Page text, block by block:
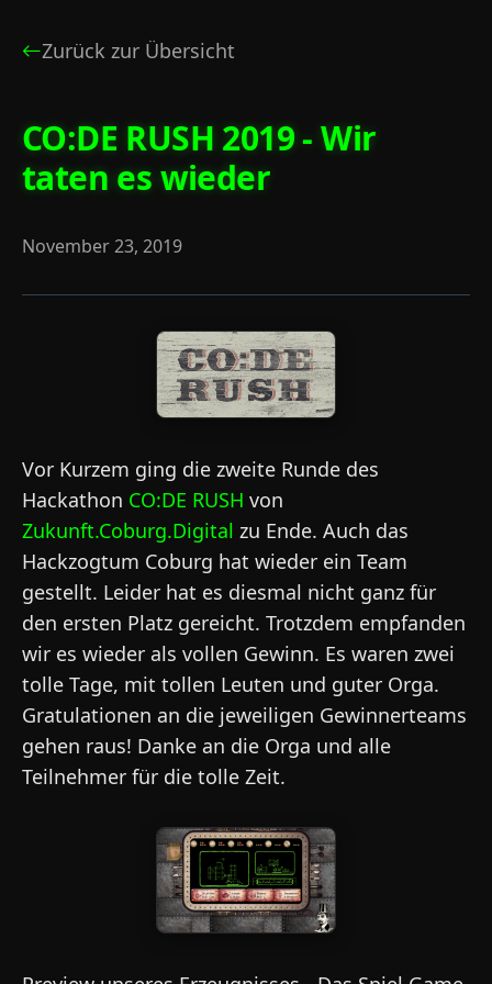
Zurück zur Übersicht
CO:DE RUSH 2019 - Wir
taten es wieder
November 23, 2019
Vor Kurzem ging die zweite Runde des
Hackathon CO:DE RUSH von
Zukunft.Coburg.Digital zu Ende. Auch das
Hackzogtum Coburg hat wieder ein Team
gestellt. Leider hat es diesmal nicht ganz für
den ersten Platz gereicht. Trotzdem empfanden
wir es wieder als vollen Gewinn. Es waren zwei
tolle Tage, mit tollen Leuten und guter Orga.
Gratulationen an die jeweiligen Gewinnerteams
gehen raus! Danke an die Orga und alle
Teilnehmer für die tolle Zeit.